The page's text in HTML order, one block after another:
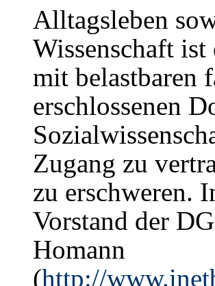
Alltagsleben
Wissenschaft
mit belastbaren
erschlossenen
Zugang zu
zu erschweren.
Vorstand der
Homann
(http://